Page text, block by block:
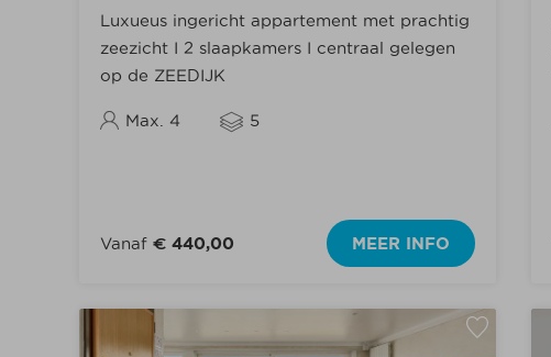
Luxueus ingericht appartement met prachtig
zeezicht I 2 slaapkamers I centraal gelegen
op de ZEEDIJK
Max. 4 5
Vanaf€ 440,00 MEER INFO